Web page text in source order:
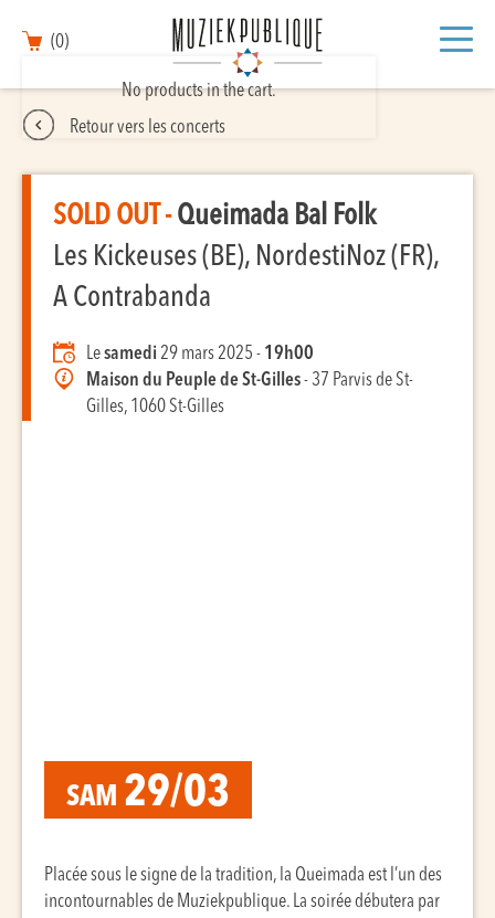
(0)
No products in the cart.
Retour vers les concerts
SOLD OUT -Queimada Bal Folk
Les Kickeuses (BE), NordestiNoz (FR),
A Contrabanda
Lesamedi 29 mars 2025 - 19h00
Maison du Peuple de St-Gilles- 37 Parvis de St-
Gilles, 1060 St-Gilles
SAM 29/03
Placée sous le signe de la tradition, la Queimada est l’un des
incontournables de Muziekpublique. La soirée débutera par